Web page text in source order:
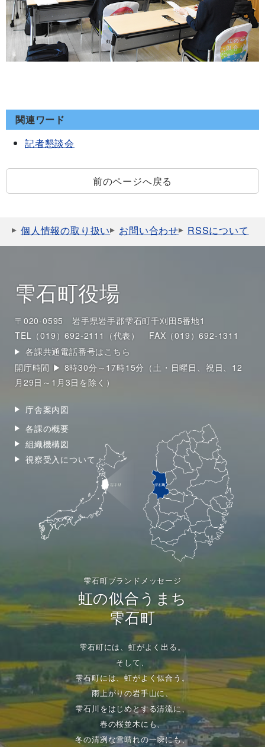
関連ワード
記者懇談会
前のページへ戻る
個人情報の取り扱い お問い合わせ RSSについて
雫石町役場
〒020-0595 岩手県岩手郡雫石町千刈田5番地1
TEL（019）692-2111（代表）
FAX（019）692-1311
各課共通電話番号はこちら
開庁時間 ▶ 8時30分～17時15分（土・日曜日、祝日、12
月29日～1月3日を除く）
庁舎案内図
各課の概要
組織機構図
視察受入について
雫石町ブランドメッセージ
虹の似合うまち
雫石町
雫石町には、虹がよく出る。
そして、
雫石町には、虹がよく似合う。
雨上がりの岩手山に、
雫石川をはじめとする清流に、
春の桜並木にも、
冬の清冽な雪晴れの一瞬にも、